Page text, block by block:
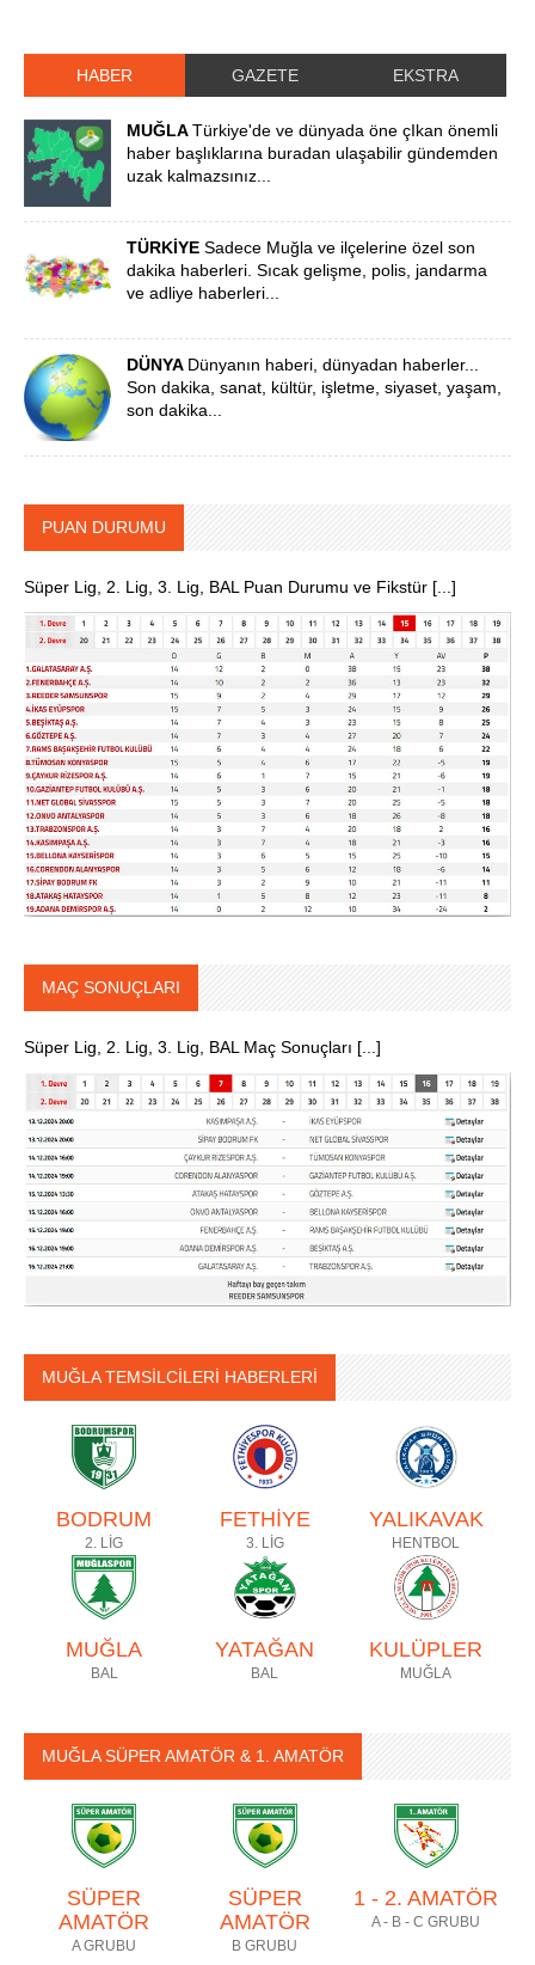
HABER GAZETE EKSTRA
MUĞLATürkiye'de ve dünyada öne çIkan önemli
haber başlıklarına buradan ulaşabilir gündemden
uzak kalmazsınız...
TÜRKİYESadece Muğla ve ilçelerine özel son
dakika haberleri. Sıcak gelişme, polis, jandarma
ve adliye haberleri...
DÜNYA Dünyanın haberi, dünyadan haberler...
Son dakika, sanat, kültür, işletme, siyaset, yaşam,
son dakika...
PUAN DURUMU
Süper Lig, 2. Lig, 3. Lig, BAL Puan Durumu ve Fikstür [...]
MAÇ SONUÇLARI
Süper Lig, 2. Lig, 3. Lig, BAL Maç Sonuçları [...]
MUĞLA TEMSİLCİLERİ HABERLERİ
BODRUM
2. LİG
FETHİYE
3. LİG
YALIKAVAK
HENTBOL
MUĞLA
BAL
YATAĞAN
BAL
KULÜPLER
MUĞLA
MUĞLA SÜPER AMATÖR & 1. AMATÖR
SÜPER
AMATÖR
A GRUBU
SÜPER
AMATÖR
B GRUBU
1 - 2. AMATÖR
A - B - C GRUBU